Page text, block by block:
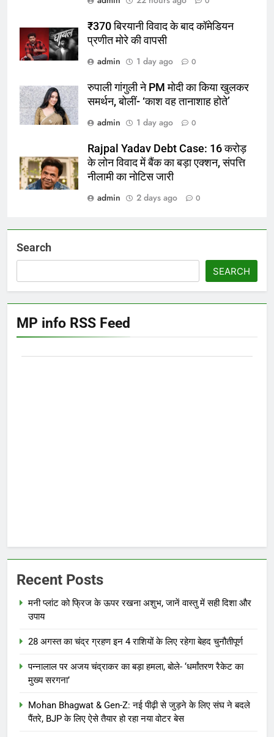
₹370 बिरयानी विवाद के बाद कॉमेडियन
प्रणीत मोरे की वापसी
admin
1 day ago 0
रुपाली गांगुली ने PM मोदी का किया खुलकर
समर्थन, बोलीं- ‘काश वह तानाशाह होते’
admin
1 day ago 0
Rajpal Yadav Debt Case: 16 करोड़
के लोन विवाद में बैंक का बड़ा एक्शन, संपत्ति
नीलामी का नोटिस जारी
admin
2 days ago 0
Search
SEARCH
MP info RSS Feed
Recent Posts
मनी प्लांट को फ्रिज के ऊपर रखना अशुभ, जानें वास्तु में सही दिशा और
उपाय
28 अगस्त का चंद्र ग्रहण इन 4 राशियों के लिए रहेगा बेहद चुनौतीपूर्ण
पन्नालाल पर अजय चंद्राकर का बड़ा हमला, बोले- ‘धर्मांतरण रैकेट का
मुख्य सरगना’
Mohan Bhagwat & Gen-Z: नई पीढ़ी से जुड़ने के लिए संघ ने बदले
पैंतरे, BJP के लिए ऐसे तैयार हो रहा नया वोटर बेस